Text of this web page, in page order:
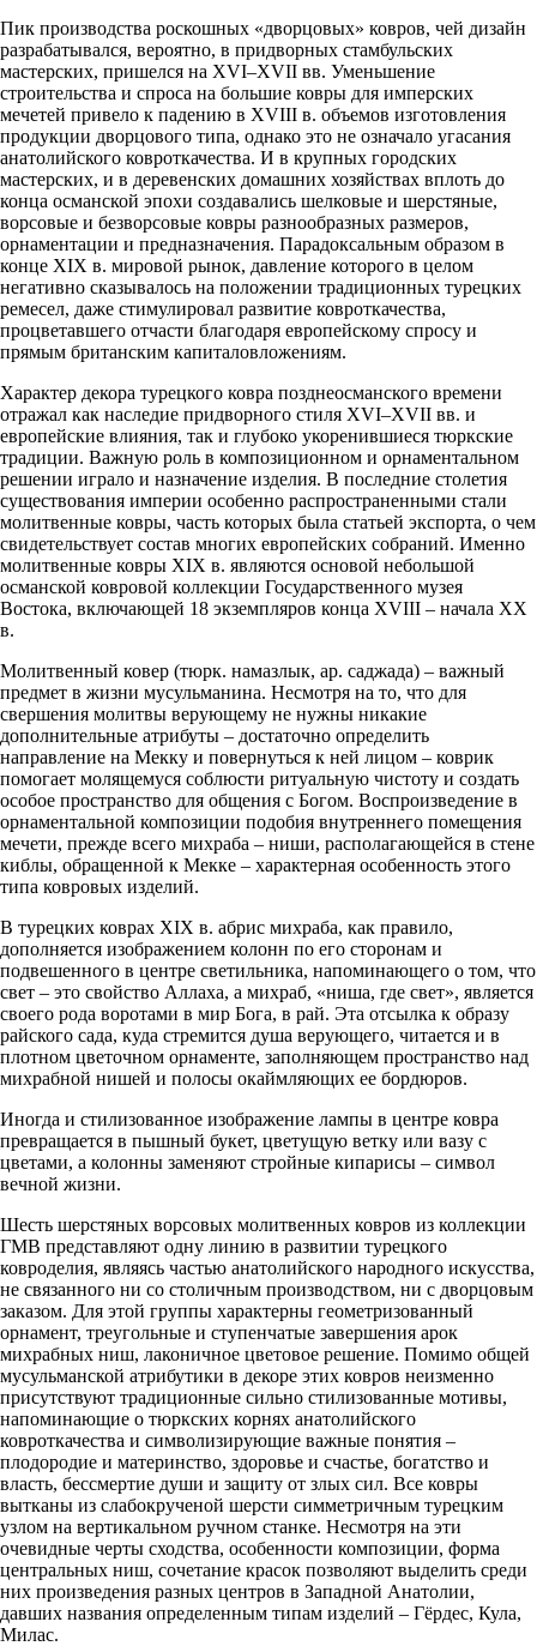
Пик производства роскошных «дворцовых» ковров, чей дизайн
разрабатывался, вероятно, в придворных стамбульских
мастерских, пришелся на XVI–XVII вв. Уменьшение
строительства и спроса на большие ковры для имперских
мечетей привело к падению в XVIII в. объемов изготовления
продукции дворцового типа, однако это не означало угасания
анатолийского ковроткачества. И в крупных городских
мастерских, и в деревенских домашних хозяйствах вплоть до
конца османской эпохи создавались шелковые и шерстяные,
ворсовые и безворсовые ковры разнообразных размеров,
орнаментации и предназначения. Парадоксальным образом в
конце XIX в. мировой рынок, давление которого в целом
негативно сказывалось на положении традиционных турецких
ремесел, даже стимулировал развитие ковроткачества,
процветавшего отчасти благодаря европейскому спросу и
прямым британским капиталовложениям.
Характер декора турецкого ковра позднеосманского времени
отражал как наследие придворного стиля XVI–XVII вв. и
европейские влияния, так и глубоко укоренившиеся тюркские
традиции. Важную роль в композиционном и орнаментальном
решении играло и назначение изделия. В последние столетия
существования империи особенно распространенными стали
молитвенные ковры, часть которых была статьей экспорта, о чем
свидетельствует состав многих европейских собраний. Именно
молитвенные ковры XIX в. являются основой небольшой
османской ковровой коллекции Государственного музея
Востока, включающей 18 экземпляров конца XVIII – начала XX
в.
Молитвенный ковер (тюрк. намазлык, ар. саджада) – важный
предмет в жизни мусульманина. Несмотря на то, что для
свершения молитвы верующему не нужны никакие
дополнительные атрибуты – достаточно определить
направление на Мекку и повернуться к ней лицом – коврик
помогает молящемуся соблюсти ритуальную чистоту и создать
особое пространство для общения с Богом. Воспроизведение в
орнаментальной композиции подобия внутреннего помещения
мечети, прежде всего михраба – ниши, располагающейся в стене
киблы, обращенной к Мекке – характерная особенность этого
типа ковровых изделий.
В турецких коврах XIX в. абрис михраба, как правило,
дополняется изображением колонн по его сторонам и
подвешенного в центре светильника, напоминающего о том, что
свет – это свойство Аллаха, а михраб, «ниша, где свет», является
своего рода воротами в мир Бога, в рай. Эта отсылка к образу
райского сада, куда стремится душа верующего, читается и в
плотном цветочном орнаменте, заполняющем пространство над
михрабной нишей и полосы окаймляющих ее бордюров.
Иногда и стилизованное изображение лампы в центре ковра
превращается в пышный букет, цветущую ветку или вазу с
цветами, а колонны заменяют стройные кипарисы – символ
вечной жизни.
Шесть шерстяных ворсовых молитвенных ковров из коллекции
ГМВ представляют одну линию в развитии турецкого
ковроделия, являясь частью анатолийского народного искусства,
не связанного ни со столичным производством, ни с дворцовым
заказом. Для этой группы характерны геометризованный
орнамент, треугольные и ступенчатые завершения арок
михрабных ниш, лаконичное цветовое решение. Помимо общей
мусульманской атрибутики в декоре этих ковров неизменно
присутствуют традиционные сильно стилизованные мотивы,
напоминающие о тюркских корнях анатолийского
ковроткачества и символизирующие важные понятия –
плодородие и материнство, здоровье и счастье, богатство и
власть, бессмертие души и защиту от злых сил. Все ковры
вытканы из слабокрученой шерсти симметричным турецким
узлом на вертикальном ручном станке. Несмотря на эти
очевидные черты сходства, особенности композиции, форма
центральных ниш, сочетание красок позволяют выделить среди
них произведения разных центров в Западной Анатолии,
давших названия определенным типам изделий – Гёрдес, Кула,
Милас.